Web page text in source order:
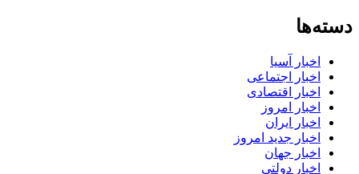
دسته‌ها
اخبار آسیا
اخبار اجتماعی
اخبار اقتصادی
اخبار امروز
اخبار ایران
اخبار جدید امروز
اخبار جهان
اخبار دولتی